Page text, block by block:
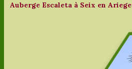
Auberge Escaleta à Seix en Ariege